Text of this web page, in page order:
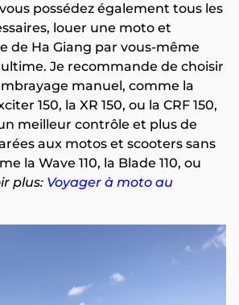
possédez également tous les
louer une moto et
de Ha Giang par vous-même
Je recommande de choisir
manuel, comme la
150, la XR 150, ou la CRF 150,
meilleur contrôle et plus de
aux motos et scooters sans
la Wave 110, la Blade 110, ou
plus: Voyager à moto au